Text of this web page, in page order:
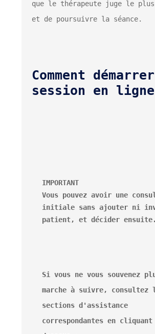
que le thérapeute juge le
Comment
session en ligne
IMPORTANT
Vous pouvez avoir une
initiale sans ajouter ni
Si vous ne vous souvenez
marche à suivre, consultez
sections d'assistance
correspondantes en